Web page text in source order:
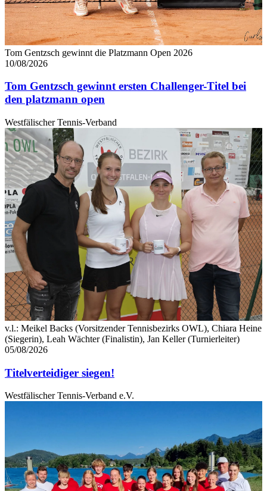
Tom Gentzsch gewinnt die Platzmann Open 2026
10/08/2026
Tom Gentzsch gewinnt ersten Challenger-Titel bei
den platzmann open
Westfälischer Tennis-Verband
v.l.: Meikel Backs (Vorsitzender Tennisbezirks OWL), Chiara Heine
(Siegerin), Leah Wächter (Finalistin), Jan Keller (Turnierleiter)
05/08/2026
Titelverteidiger siegen!
Westfälischer Tennis-Verband e.V.